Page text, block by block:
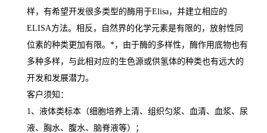
样，有希望开发很多类型的酶用于Elisa，并建立相应的
ELISA方法。相反，自然界的化学元素是有限的，放射性同
位素的种类更加有限。 *，由于酶的多样性，酶作用底物也有
多种多样，与此相对应的生色源或供氢体的种类也有远大的
开发和发展潜力。
客户须知：
1 、液体类标本（细胞培养上清、组织匀浆、血清、血浆、尿
液、胸水、腹水、脑脊液等）；